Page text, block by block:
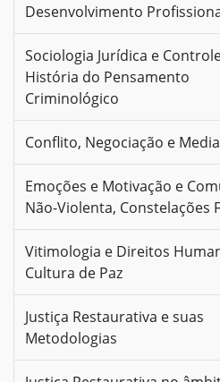
Desenvolvimento
Sociologia Jurídica e
História do Pensamento
Criminológico
Conflito, Negociação e
Emoções e Motivação e
Não-Violenta, Constelações
Vitimologia e Direitos
Cultura de Paz
Justiça Restaurativa e suas
Metodologias